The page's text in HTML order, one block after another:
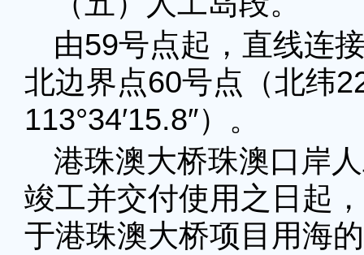
由59号点起，直线连
北边界点60号点（北纬
113°34′15.8″）。
港珠澳大桥珠澳口岸
竣工并交付使用之日起
于港珠澳大桥项目用海